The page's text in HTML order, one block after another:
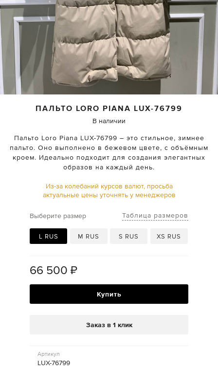
ПАЛЬТО LORO PIANA LUX-76799
В наличии
Пальто Loro Piana LUX-76799 – это стильное, зимнее
пальто. Оно выполнено в бежевом цвете, с объёмным
кроем. Идеально подходит для создания элегантных
образов на каждый день.
Из-за колебаний курсов валют, просьба
актуальные цены уточнять у менеджеров
Выберите размер Таблица размеров
L RUS M RUS S RUS XS RUS
66 500 ₽
Купить
Заказ в 1 клик
Артикул
LUX-76799